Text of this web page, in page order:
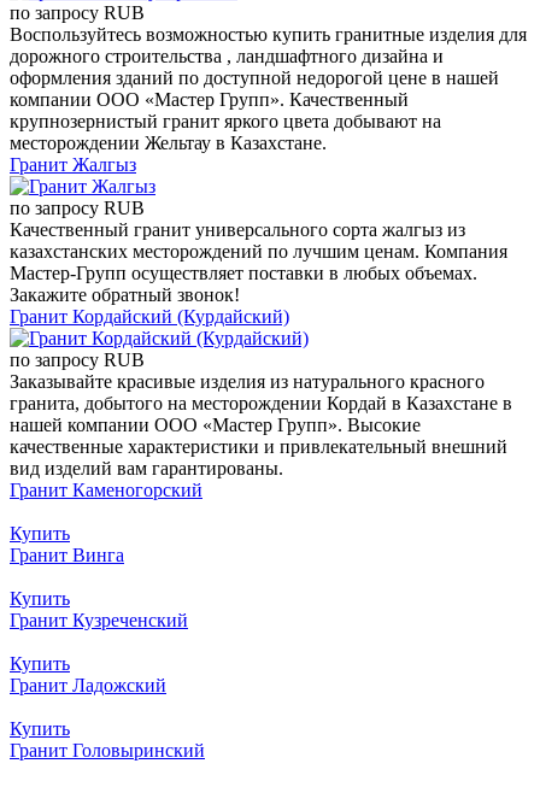
по запросу RUB
Воспользуйтесь возможностью купить гранитные изделия для
дорожного строительства , ландшафтного дизайна и
оформления зданий по доступной недорогой цене в нашей
компании ООО «Мастер Групп». Качественный
крупнозернистый гранит яркого цвета добывают на
месторождении Жельтау в Казахстане.
Гранит Жалгыз
по запросу RUB
Качественный гранит универсального сорта жалгыз из
казахстанских месторождений по лучшим ценам. Компания
Мастер-Групп осуществляет поставки в любых объемах.
Закажите обратный звонок!
Гранит Кордайский (Курдайский)
по запросу RUB
Заказывайте красивые изделия из натурального красного
гранита, добытого на месторождении Кордай в Казахстане в
нашей компании ООО «Мастер Групп». Высокие
качественные характеристики и привлекательный внешний
вид изделий вам гарантированы.
Гранит Каменогорский
Купить
Гранит Винга
Купить
Гранит Кузреченский
Купить
Гранит Ладожский
Купить
Гранит Головыринский